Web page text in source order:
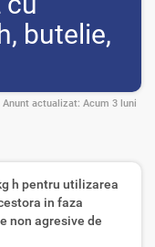
butelie,
Anunt actualizat: Acum 3 luni
h pentru utilizarea
in faza
non agresive de